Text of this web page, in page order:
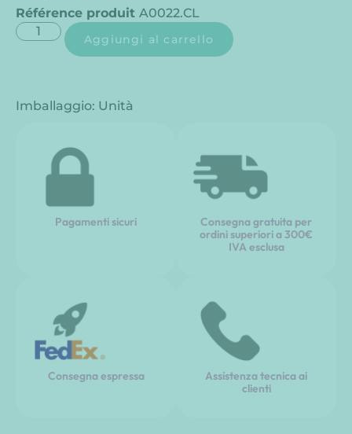
Référence produit A0022.CL
Aggiungi al carrello
Imballaggio: Unità
Pagamenti sicuri
Consegna gratuita per
ordini superiori a 300€
IVA esclusa
Consegna espressa
Assistenza tecnica ai
clienti